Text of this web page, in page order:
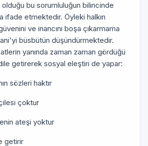
olduğu bu sorumluluğun bilincinde
ifade etmektedir. Öyleki halkın
ve inancını boşa çıkarmama
büsbütün düşündürmektedir.
yanında zaman zaman gördüğü
dile getirerek sosyal eleştiri de yapar:
sözleri haktır
çoktur
ateşi yoktur
getirir